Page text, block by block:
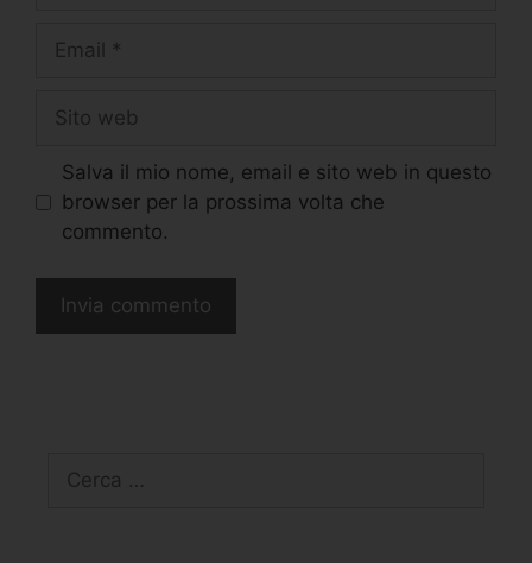
Salva il mio nome, email e sito web in questo
browser per la prossima volta che
commento.